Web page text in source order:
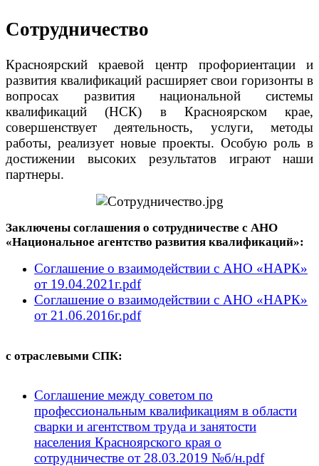
Сотрудничество
Красноярский краевой центр профориентации и
развития квалификаций расширяет свои горизонты в
вопросах развития национальной системы
квалификаций (НСК) в Красноярском крае,
совершенствует деятельность, услуги, методы
работы, реализует новые проекты. Особую роль в
достижении высоких результатов играют наши
партнеры.
Заключены соглашения о сотрудничестве с АНО
«Национальное агентство развития квалификаций»:
Соглашение о взаимодействии с АНО «НАРК»
от 19.04.2021г.pdf
Соглашение о взаимодействии с АНО «НАРК»
от 21.06.2016г.pdf
с отраслевыми СПК:
Соглашение между советом по
профессиональным квалификациям в области
сварки и агентством труда и занятости
населения Красноярского края о
сотрудничестве от 28.03.2019 №б/н.pdf